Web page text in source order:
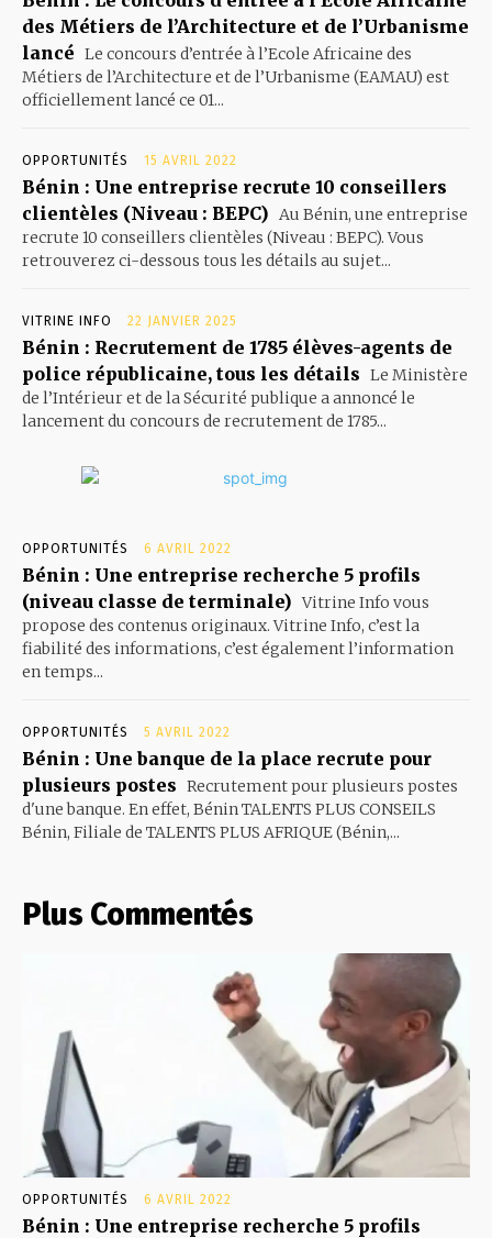
des Métiers de l’Architecture et de l’Urbanisme
lancé Le concours d’entrée à l’Ecole Africaine des
Métiers de l’Architecture et de l’Urbanisme (EAMAU) est
officiellement lancé ce 01...
OPPORTUNITÉS 15 AVRIL 2022
Bénin : Une entreprise recrute 10 conseillers
clientèles (Niveau : BEPC) Au Bénin, une entreprise
recrute 10 conseillers clientèles (Niveau : BEPC). Vous
retrouverez ci-dessous tous les détails au sujet...
VITRINE INFO 22 JANVIER 2025
Bénin : Recrutement de 1785 élèves-agents de
police républicaine, tous les détails Le Ministère
de l’Intérieur et de la Sécurité publique a annoncé le
lancement du concours de recrutement de 1785...
OPPORTUNITÉS 6 AVRIL 2022
Bénin : Une entreprise recherche 5 profils
(niveau classe de terminale) Vitrine Info vous
propose des contenus originaux. Vitrine Info, c’est la
fiabilité des informations, c’est également l’information
en temps...
OPPORTUNITÉS 5 AVRIL 2022
Bénin : Une banque de la place recrute pour
plusieurs postes Recrutement pour plusieurs postes
d'une banque. En effet, Bénin TALENTS PLUS CONSEILS
Bénin, Filiale de TALENTS PLUS AFRIQUE (Bénin,...
Plus Commentés
OPPORTUNITÉS 6 AVRIL 2022
Bénin : Une entreprise recherche 5 profils